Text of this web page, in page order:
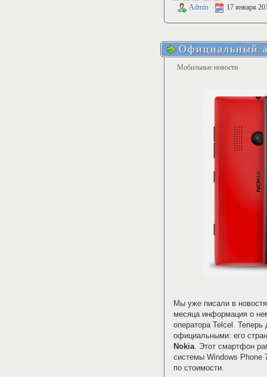
Admin 17 января
Официальный
Мобильные новости
Мы уже писали в
месяца информация о
оператора Telcel.
официальными: его
Nokia. Этот смартфон
системы Windows Phone
по стоимости.